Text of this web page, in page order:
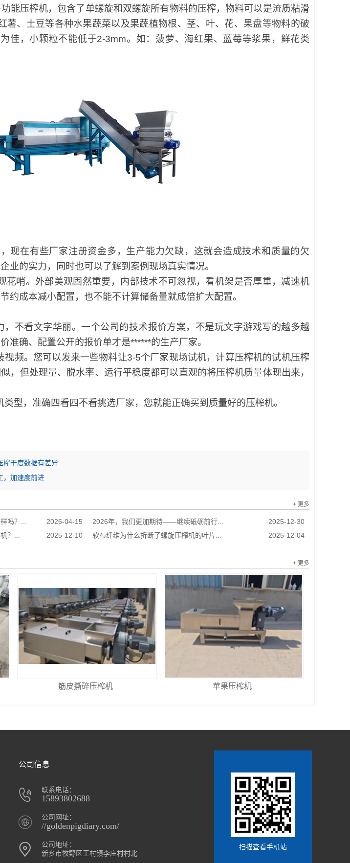
能压榨机，包含了单螺旋和双螺旋所有物料的压榨，物料可以是流质粘滑
薯、土豆等各种水果蔬菜以及果蔬植物根、茎、叶、花、果盘等物料的破
佳，小颗粒不能低于2-3mm。如：菠萝、海红果、蓝莓等浆果，鲜花类
现在有些厂家注册资金多，生产能力欠缺，这就会造成技术和质量的欠
业的实力，同时也可以了解到案例现场真实情况。
花哨。外部美观固然重要，内部技术不可忽视，看机架是否厚重，减速机
约成本减小配置，也不能不计算储备量就成倍扩大配置。
，不看文字华丽。一个公司的技术报价方案，不是玩文字游戏写的越多越
准确、配置公开的报价单才是******的生产厂家。
视频。您可以发来一些物料让3-5个厂家现场试机，计算压榨机的试机压榨
，但处理量、脱水率、运行平稳度都可以直观的将压榨机质量体现出来，
型，准确四看四不看挑选厂家，您就能正确买到质量好的压榨机。
榨干度数据有差异
，加速度前进
+ 更多
2026-04-15
吗？... 2025-12-30
2026年，我们更加期待——继续砥砺前行...
2025-12-10
？... 2025-12-04
软布纤维为什么折断了螺旋压榨机的叶片...
+ 更多
筋皮撕碎压榨机 苹果压榨机
公司信息
联系电话：
15893802688
公司网址：
//goldenpigdiary.com/
公司地址：
新乡市牧野区王村镇李庄村村北
扫描查看手机站